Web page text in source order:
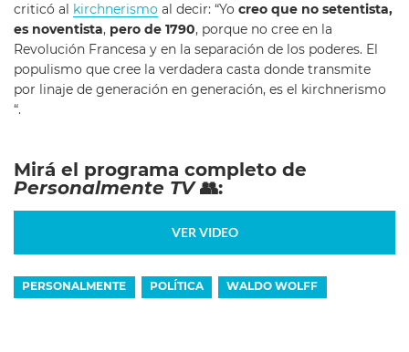
criticó al
kirchnerismo al decir: “Yo creo que no setentista,
es noventista, pero de 1790, porque no cree en la
Revolución Francesa y en la separación de los poderes. El
populismo que cree la verdadera casta donde transmite
por linaje de generación en generación, es el kirchnerismo
“.
Mirá el programa completo de
Personalmente TV👥:
VER VIDEO
PERSONALMENTE POLÍTICA WALDO WOLFF